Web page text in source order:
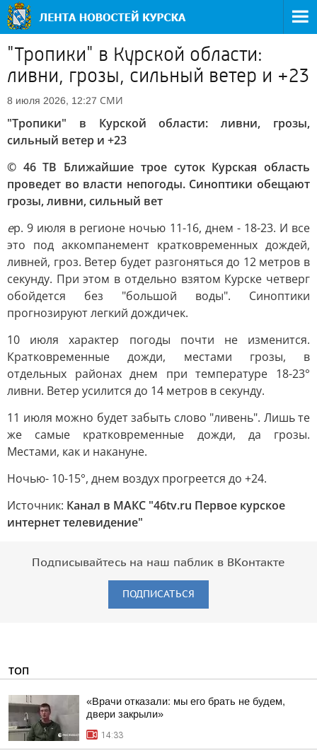
"Тропики" в Курской области:
ливни, грозы, сильный ветер и +23
8 июля 2026, 12:27 СМИ
"Тропики" в Курской области: ливни, грозы,
сильный ветер и +23
© 46ТВ Ближайшие трое суток Курская область
проведет во власти непогоды. Синоптики обещают
грозы, ливни, сильный вет
ер. 9 июля в регионе ночью 11-16, днем - 18-23. И все
это под аккомпанемент кратковременных дождей,
ливней, гроз. Ветер будет разгоняться до 12 метров в
секунду. При этом в отдельно взятом Курске четверг
обойдется без "большой воды". Синоптики
прогнозируют легкий дождичек.
10 июля характер погоды почти не изменится.
Кратковременные дожди, местами грозы, в
отдельных районах днем при температуре 18-23°
ливни. Ветер усилится до 14 метров в секунду.
11 июля можно будет забыть слово "ливень". Лишь те
же самые кратковременные дожди, да грозы.
Местами, как и накануне.
Ночью- 10-15°, днем воздух прогреется до +24.
Источник: Канал в МАКС "46tv.ru Первое курское
интернет телевидение"
Подписывайтесь на наш паблик в ВКонтакте
ПОДПИСАТЬСЯ
ТОП
«Врачи отказали: мы его брать не будем,
двери закрыли»
14:33